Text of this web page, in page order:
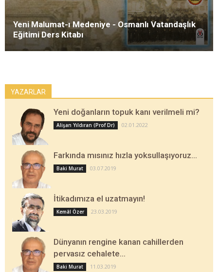
Yeni Malumat-ı Medeniye - Osmanlı Vatandaşlık
Eğitimi Ders Kitabı
YAZARLAR
Yeni doğanların topuk kanı verilmeli mi?
Alişan Yıldıran (Prof Dr) 02.01.2022
Farkında mısınız hızla yoksullaşıyoruz…
Baki Murat 03.07.2019
İtikadımıza el uzatmayın!
Kemâl Özer 23.03.2019
Dünyanın rengine kanan cahillerden
pervasız cehalete…
Baki Murat 11.03.2019